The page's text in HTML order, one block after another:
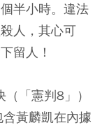
半小時。違法
人，其心可
留人！
「憲判8」）
黃麟凱在內據